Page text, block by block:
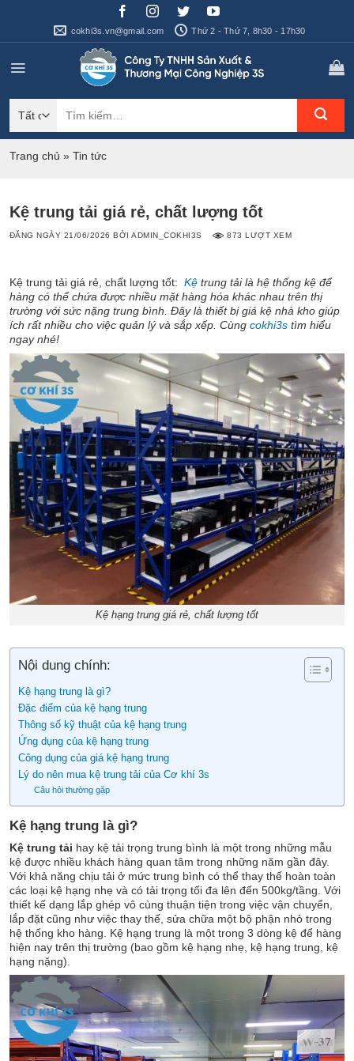
cokhi3s.vn@gmail.com Thứ 2 - Thứ 7, 8h30 - 17h30
kiếm:
Trang chủ » Tin tức
Kệ trung tải giá rẻ, chất lượng tốt
ĐĂNG NGÀY 21/06/2026 BỞIADMIN_COKHI3S 873 LƯỢT XEM
Kệ trung tải giá rẻ, chất lượng tốt: Kệ trung tải là hệ thống kệ để
hàng có thể chứa được nhiều mặt hàng hóa khác nhau trên thị
trường với sức nặng trung bình. Đây là thiết bị giá kệ nhà kho giúp
ích rất nhiều cho việc quản lý và sắp xếp. Cùng cokhi3s tìm hiểu
ngay nhé!
Kệ hạng trung giá rẻ, chất lượng tốt
Nội dung chính:
Kệ hạng trung là gì?
Đặc điểm của kệ hạng trung
Thông số kỹ thuật của kệ hạng trung
Ứng dụng của kệ hạng trung
Công dụng của giá kệ hạng trung
Lý do nên mua kệ trung tải của Cơ khí 3s
Câu hỏi thường gặp
Kệ hạng trung là gì?
Kệ trung tải hay kệ tải trọng trung bình là một trong những mẫu
kệ được nhiều khách hàng quan tâm trong những năm gần đây.
Với khả năng chịu tải ở mức trung bình có thể thay thế hoàn toàn
các loại kệ hạng nhẹ và có tải trọng tối đa lên đến 500kg/tầng. Với
thiết kế dạng lắp ghép vô cùng thuận tiện trong việc vận chuyển,
lắp đặt cũng như việc thay thế, sửa chữa một bộ phận nhỏ trong
hệ thống kho hàng. Kệ hạng trung là một trong 3 dòng kệ để hàng
hiện nay trên thị trường (bao gồm kệ hạng nhẹ, kệ hạng trung, kệ
hạng nặng).